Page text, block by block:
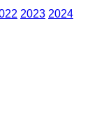
2023 2024